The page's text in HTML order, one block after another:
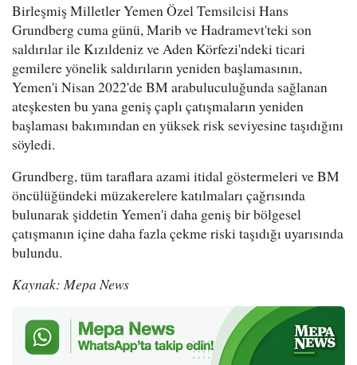
Birleşmiş Milletler Yemen Özel Temsilcisi Hans
Grundberg cuma günü, Marib ve Hadramevt'teki son
saldırılar ile Kızıldeniz ve Aden Körfezi'ndeki ticari
gemilere yönelik saldırıların yeniden başlamasının,
Yemen'i Nisan 2022'de BM arabuluculuğunda sağlanan
ateşkesten bu yana geniş çaplı çatışmaların yeniden
başlaması bakımından en yüksek risk seviyesine taşıdığını
söyledi.
Grundberg, tüm taraflara azami itidal göstermeleri ve BM
öncülüğündeki müzakerelere katılmaları çağrısında
bulunarak şiddetin Yemen'i daha geniş bir bölgesel
çatışmanın içine daha fazla çekme riski taşıdığı uyarısında
bulundu.
Kaynak: Mepa News